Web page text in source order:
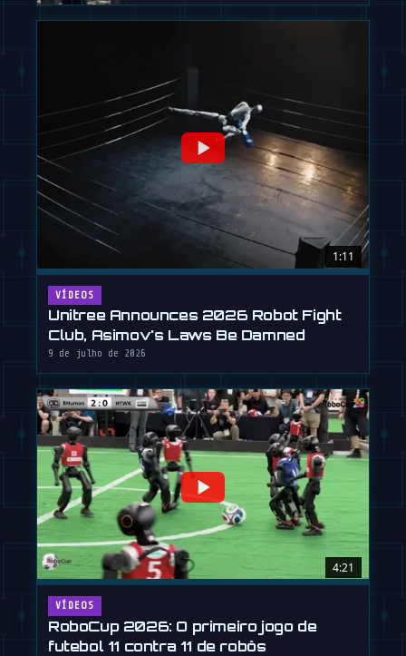
1:11
VÍDEOS
Unitree Announces 2026 Robot Fight
Club, Asimov's Laws Be Damned
9 de julho de 2026
4:21
VÍDEOS
RoboCup 2026: O primeiro jogo de
futebol 11 contra 11 de robôs